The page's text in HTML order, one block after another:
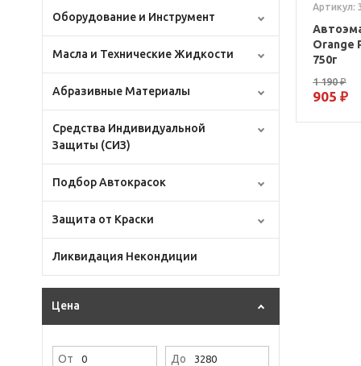
Оборудование и Инструмент
Масла и Технические Жидкости
Абразивные Материалы
Средства Индивидуальной
Защиты (СИЗ)
Подбор Автокрасок
Защита от Краски
Ликвидация Некондиции
Цена
От До
Артикул:
Orange
750г
1 190 ₽
905 ₽